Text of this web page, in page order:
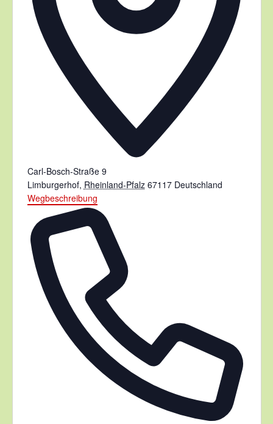
Carl-Bosch-Straße 9
Limburgerhof, Rheinland-Pfalz 67117 Deutschland
Wegbeschreibung